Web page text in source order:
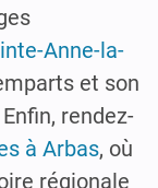
Anne-la-
et son
rendez-
à Arbas, où
régionale